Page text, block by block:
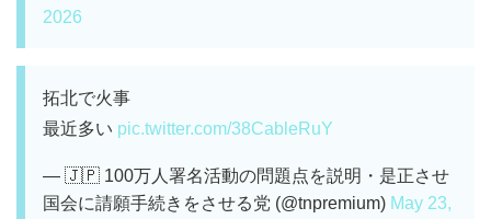
2026
拓北で火事
最近多い pic.twitter.com/38CableRuY
— 🇯🇵 100万人署名活動の問題点を説明・是正させ
国会に請願手続きをさせる党 (@tnpremium) May 23,